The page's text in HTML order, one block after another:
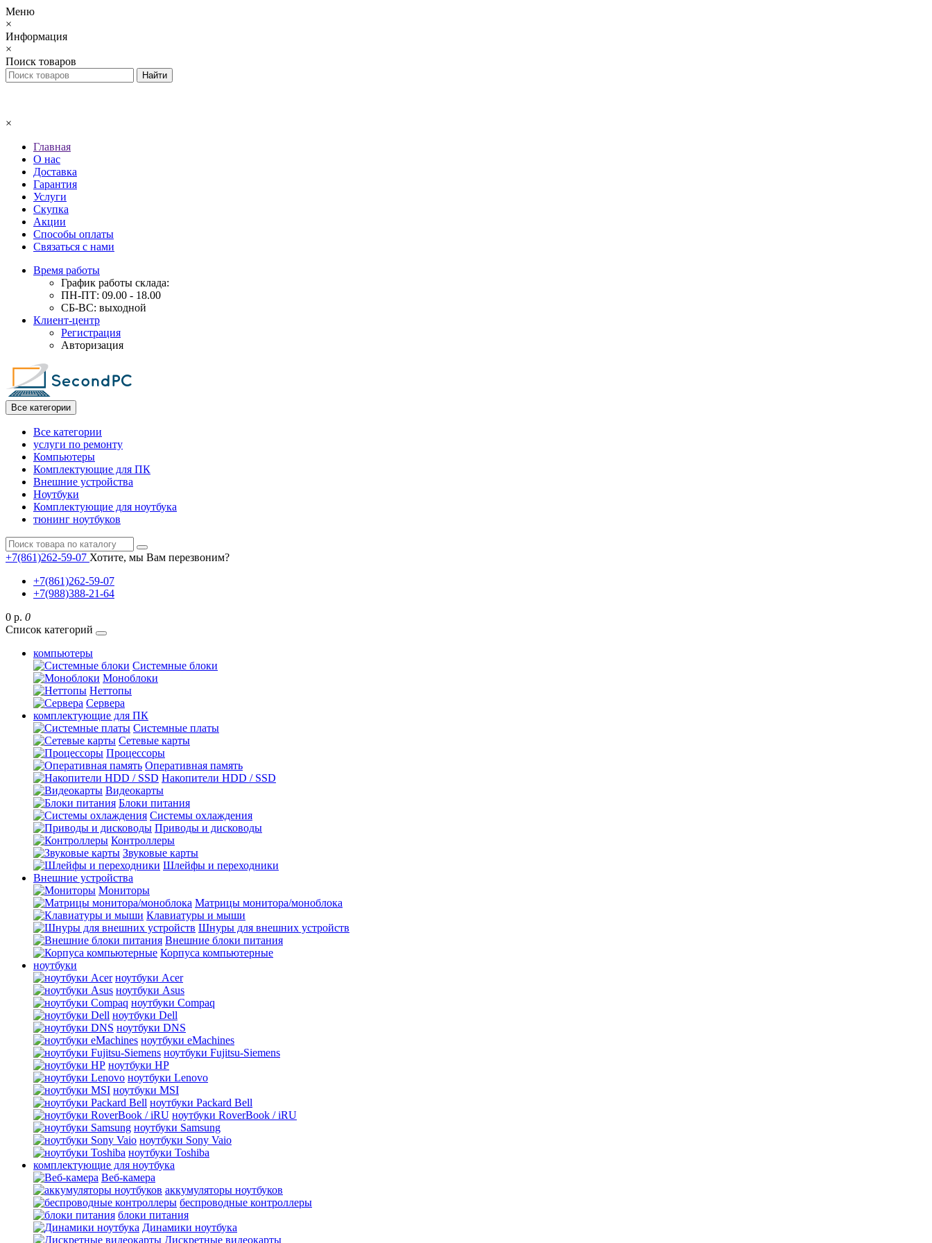
Меню
×
Информация
×
Поиск товаров
×
Главная
О нас
Доставка
Гарантия
Услуги
Скупка
Акции
Способы оплаты
Связаться с нами
Время работы
График работы склада:
ПН-ПТ: 09.00 - 18.00
СБ-ВС: выходной
Клиент-центр
Регистрация
Авторизация
Все категории
Все категории
услуги по ремонту
Компьютеры
Комплектующие для ПК
Внешние устройства
Ноутбуки
Комплектующие для ноутбука
тюнинг ноутбуков
+7(861)262-59-07 Хотите, мы Вам перезвоним?
+7(861)262-59-07
+7(988)388-21-64
0 р. 0
Список категорий
компьютеры
Системные блоки
Моноблоки
Неттопы
Сервера
комплектующие для ПК
Cистемные платы
Сетевые карты
Процесcоры
Оперативная память
Накопители HDD / SSD
Видеокарты
Блоки питания
Системы охлаждения
Приводы и дисководы
Контроллеры
Звуковые карты
Шлейфы и переходники
Внешние устройства
Мониторы
Матрицы монитора/моноблока
Клавиатуры и мыши
Шнуры для внешних устройств
Внешние блоки питания
Корпуса компьютерные
ноутбуки
ноутбуки Acer
ноутбуки Asus
ноутбуки Compaq
ноутбуки Dell
ноутбуки DNS
ноутбуки eMachines
ноутбуки Fujitsu-Siemens
ноутбуки HP
ноутбуки Lenovo
ноутбуки MSI
ноутбуки Packard Bell
ноутбуки RoverBook / iRU
ноутбуки Samsung
ноутбуки Sony Vaio
ноутбуки Toshiba
комплектующие для ноутбука
Веб-камера
аккумуляторы ноутбуков
беспроводные контроллеры
блоки питания
Динамики ноутбука
Дискретные видеокарты